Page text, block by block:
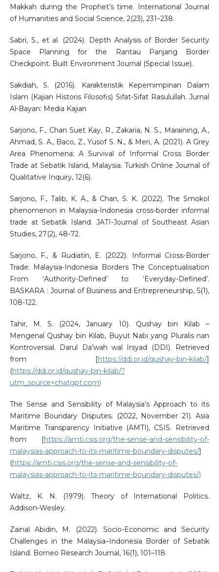
Makkah during the Prophet’s time. International Journal
of Humanities and Social Science, 2(23), 231–238.
Sabri, S., et al. (2024). Depth Analysis of Border Security
Space Planning for the Rantau Panjang Border
Checkpoint. Built Environment Journal (Special Issue).
Sakdiah, S. (2016). Karakteristik Kepemimpinan Dalam
Islam (Kajian Historis Filosofis) Sifat-Sifat Rasulullah. Jurnal
Al-Bayan: Media Kajian
Sarjono, F., Chan Suet Kay, R., Zakaria, N. S., Maraining, A.,
Ahmad, S. A., Baco, Z., Yusof S. N., & Meri, A. (2021). A Grey
Area Phenomena: A Survival of Informal Cross Border
Trade at Sebatik Island, Malaysia. Turkish Online Journal of
Qualitative Inquiry, 12(6).
Sarjono, F., Talib, K. A., & Chan, S. K. (2022). The Smokol
phenomenon in Malaysia-Indonesia cross-border informal
trade at Sebatik Island. JATI-Journal of Southeast Asian
Studies, 27(2), 48-72.
Sarjono, F., & Rudiatin, E. (2022). Informal Cross-Border
Trade: Malaysia-Indonesia Borders The Conceptualisation
From ‘Authority-Defined’ to ‘Everyday-Defined’.
BASKARA : Journal of Business and Entrepreneurship, 5(1),
108-122.
Tahir, M. S. (2024, January 10). Qushay bin Kilab –
Mengenal Qushay bin Kilab, Buyut Nabi yang Pluralis nan
Kontroversial. Darul Da’wah wal Irsyad (DDI). Retrieved
from [https://ddi.or.id/qushay-bin-kilab/]
(https://ddi.or.id/qushay-bin-kilab/?
utm_source=chatgpt.com)
The Sense and Sensibility of Malaysia’s Approach to its
Maritime Boundary Disputes. (2022, November 21). Asia
Maritime Transparency Initiative (AMTI), CSIS. Retrieved
from [https://amti.csis.org/the-sense-and-sensibility-of-
malaysias-approach-to-its-maritime-boundary-disputes/]
(https://amti.csis.org/the-sense-and-sensibility-of-
malaysias-approach-to-its-maritime-boundary-disputes/)
Waltz, K. N. (1979). Theory of International Politics.
Addison-Wesley.
Zainal Abidin, M. (2022). Socio-Economic and Security
Challenges in the Malaysia–Indonesia Border of Sebatik
Island. Borneo Research Journal, 16(1), 101–118.